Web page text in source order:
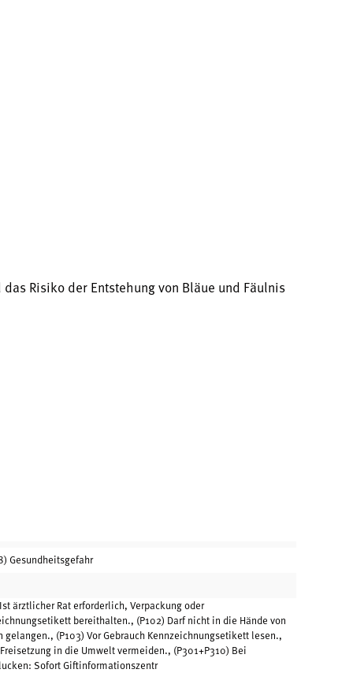
Risiko der Entstehung von Bläue und Fäulnis
Gesundheitsgefahr
ärztlicher Rat erforderlich, Verpackung oder
bereithalten., (P102) Darf nicht in die Hände von
gelangen., (P103) Vor Gebrauch Kennzeichnungsetikett lesen.,
in die Umwelt vermeiden., (P301+P310) Bei
Sofort Giftinformationszentr